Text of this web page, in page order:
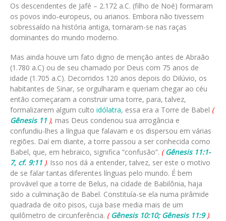
Os descendentes de Jafé – 2.172 a.C. (filho de Noé) formaram
os povos indo-europeus, ou arianos. Embora não tivessem
sobressaído na história antiga, tornaram-se nas raças
dominantes do mundo moderno.
Mas ainda houve um fato digno de menção antes de Abraão
(1.780 a.C) ou de seu chamado por Deus com 75 anos de
idade (1.705 a.C). Decorridos 120 anos depois do Dilúvio, os
habitantes de Sinar, se orgulharam e queriam chegar ao céu
então começaram a construir uma torre, para, talvez,
formalizarem algum culto idólatra, essa era a Torre de Babel (
Gênesis 11 ), mas Deus condenou sua arrogância e
confundiu-lhes a língua que falavam e os dispersou em várias
regiões. Daí em diante, a torre passou a ser conhecida como
Babel, que, em hebraico, significa “confusão”. (Gênesis 11:1-
7, cf. 9:11 ). Isso nos dá a entender, talvez, ser este o motivo
de se falar tantas diferentes línguas pelo mundo. É bem
provável que a torre de Belus, na cidade de Babilônia, haja
sido a culminação de Babel. Constituía-se ela numa pirâmide
quadrada de oito pisos, cuja base media mais de um
quilômetro de circunferência. (Gênesis 10:10; Gênesis 11:9).